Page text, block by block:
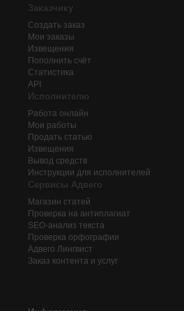
Заказчику
Создать заказ
Мои заказы
Извещения
Пополнить счёт
Статистика
API
Исполнителю
Работа онлайн
Мои работы
Продать статью
Извещения
Вывод средств
Инструкции для исполнителей
Сервисы Адвего
Магазин статей
Проверка на антиплагиат
SEO-анализ текста
Проверка орфографии
Адвего Лингвист
Заказ контента и услуг